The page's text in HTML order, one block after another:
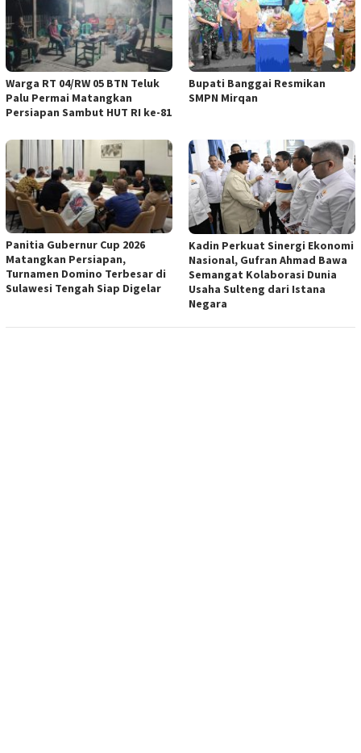
Warga RT 04/RW 05 BTN Teluk
Palu Permai Matangkan
Persiapan Sambut HUT RI ke-81
Bupati Banggai Resmikan
SMPN Mirqan
Panitia Gubernur Cup 2026
Matangkan Persiapan,
Turnamen Domino Terbesar di
Sulawesi Tengah Siap Digelar
Kadin Perkuat Sinergi Ekonomi
Nasional, Gufran Ahmad Bawa
Semangat Kolaborasi Dunia
Usaha Sulteng dari Istana
Negara